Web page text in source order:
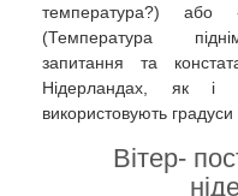
температура?) або
(Температура
запитання та
Нідерландах, як і
використовують градуси
Вітер-